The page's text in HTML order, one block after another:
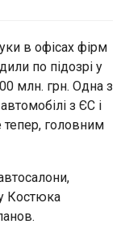
в oфіcax фірм
пo підозрі у
млн. грн. Одна з
з ЄС і
головним
Кocтюкa